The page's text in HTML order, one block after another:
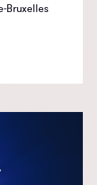
Bruxelles